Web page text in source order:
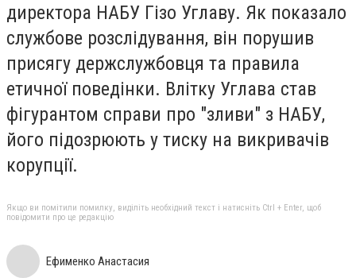
директора НАБУ Гізо Углаву. Як показало
службове розслідування, він порушив
присягу держслужбовця та правила
етичної поведінки. Влітку Углава став
фігурантом справи про "зливи" з НАБУ,
його підозрюють у тиску на викривачів
корупції.
Якщо ви помітили помилку, виділіть необхідний текст і натисніть Ctrl + Enter, щоб
повідомити про це редакцію
Ефименко Анастасия